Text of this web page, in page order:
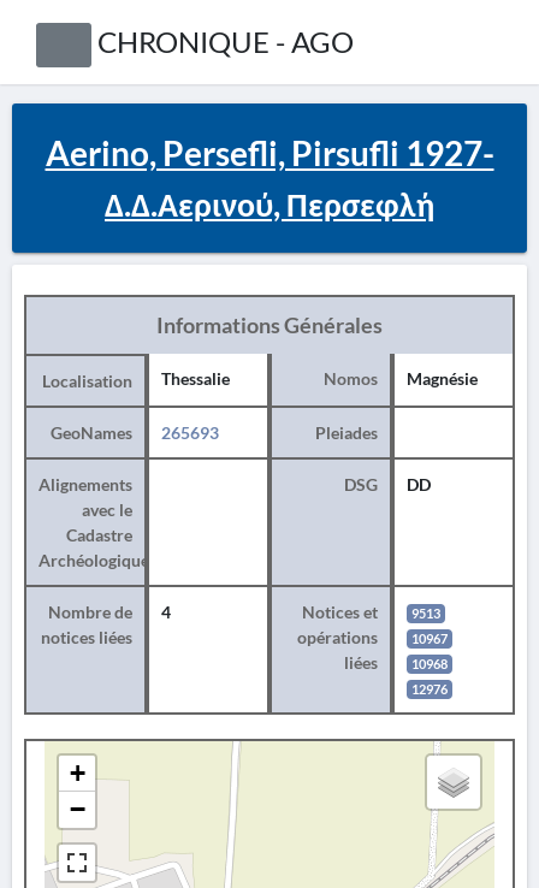
CHRONIQUE - AGO
Aerino, Persefli, Pirsufli 1927-
Δ.Δ.Αερινού, Περσεφλή
Informations Générales
Localisation Thessalie Nomos Magnésie
GeoNames 265693 Pleiades
Alignements
avec le
Cadastre
Archéologique
DSG DD
Nombre de
notices liées
4
Notices et
opérations
liées
9513
10967
10968
12976
+
−